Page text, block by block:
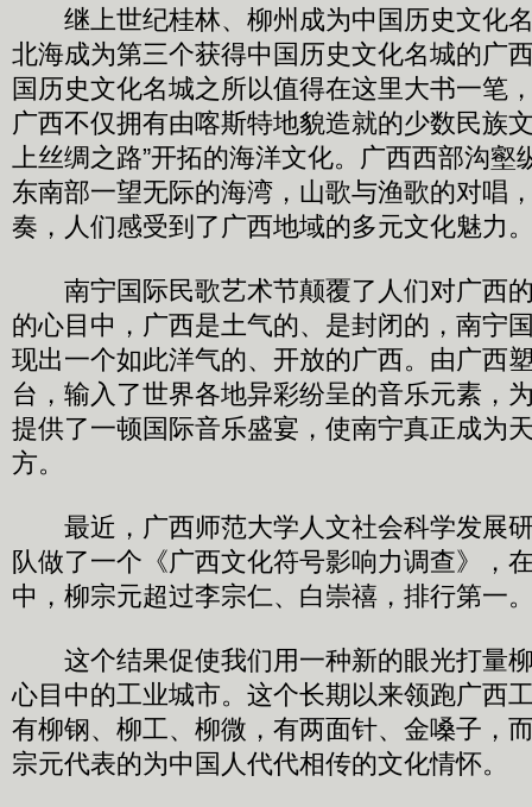
继上世纪桂林、柳州成为中国历史文化
北海成为第三个获得中国历史文化名城的广
国历史文化名城之所以值得在这里大书一笔
广西不仅拥有由喀斯特地貌造就的少数民族
上丝绸之路”开拓的海洋文化。广西西部沟壑
东南部一望无际的海湾，山歌与渔歌的对唱
奏，人们感受到了广西地域的多元文化魅力
南宁国际民歌艺术节颠覆了人们对广西
的心目中，广西是土气的、是封闭的，南宁
现出一个如此洋气的、开放的广西。由广西
台，输入了世界各地异彩纷呈的音乐元素，
提供了一顿国际音乐盛宴，使南宁真正成为
方。
最近，广西师范大学人文社会科学发展
队做了一个《广西文化符号影响力调查》，
中，柳宗元超过李宗仁、白崇禧，排行第一
这个结果促使我们用一种新的眼光打量
心目中的工业城市。这个长期以来领跑广西
有柳钢、柳工、柳微，有两面针、金嗓子，
宗元代表的为中国人代代相传的文化情怀。